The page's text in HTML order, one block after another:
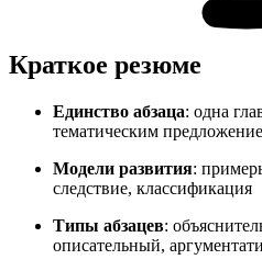
Краткое резюме
Единство абзаца: одна
тематическим
Модели развития:
следствие, классификация
Типы абзацев:
описательный,